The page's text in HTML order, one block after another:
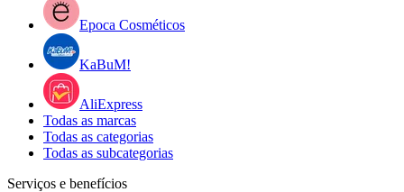
Epoca Cosméticos
KaBuM!
AliExpress
Todas as marcas
Todas as categorias
Todas as subcategorias
Serviços e benefícios